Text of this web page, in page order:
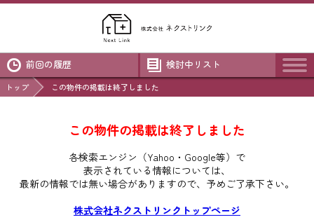
前回の履歴 検討中リスト
トップ この物件の掲載は終了しました
この物件の掲載は終了しました
各検索エンジン（Yahoo・Google等）で
表示されている情報については、
最新の情報では無い場合がありますので、 予めご了承下さい。
株式会社ネクストリンクトップページ